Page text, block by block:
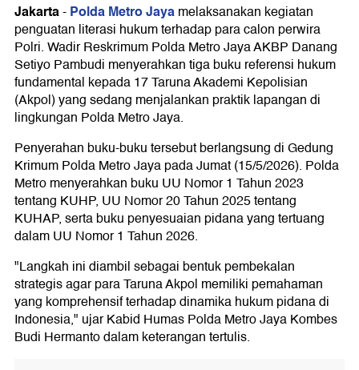
Jakarta-Polda Metro Jayamelaksanakan kegiatan
penguatan literasi hukum terhadap para calon perwira
Polri. Wadir Reskrimum Polda Metro Jaya AKBP Danang
Setiyo Pambudi menyerahkan tiga buku referensi hukum
fundamental kepada 17 Taruna Akademi Kepolisian
(Akpol) yang sedang menjalankan praktik lapangan di
lingkungan Polda Metro Jaya.
Penyerahan buku-buku tersebut berlangsung di Gedung
Krimum Polda Metro Jaya pada Jumat (15/5/2026). Polda
Metro menyerahkan buku UU Nomor 1 Tahun 2023
tentang KUHP, UU Nomor 20 Tahun 2025 tentang
KUHAP, serta buku penyesuaian pidana yang tertuang
dalam UU Nomor 1 Tahun 2026.
"Langkah ini diambil sebagai bentuk pembekalan
strategis agar para Taruna Akpol memiliki pemahaman
yang komprehensif terhadap dinamika hukum pidana di
Indonesia," ujar Kabid Humas Polda Metro Jaya Kombes
Budi Hermanto dalam keterangan tertulis.